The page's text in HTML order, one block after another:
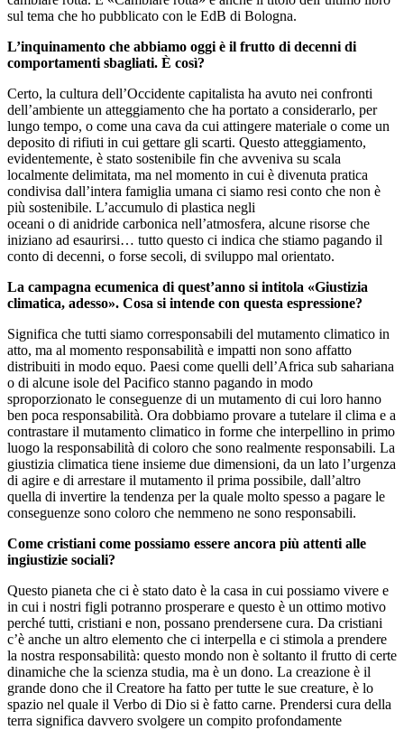
sul tema che ho pubblicato con le EdB di Bologna.
L’inquinamento che abbiamo oggi è il frutto di decenni di
comportamenti sbagliati. È così?
Certo, la cultura dell’Occidente capitalista ha avuto nei confronti
dell’ambiente un atteggiamento che ha portato a considerarlo, per
lungo tempo, o come una cava da cui attingere materiale o come un
deposito di rifiuti in cui gettare gli scarti. Questo atteggiamento,
evidentemente, è stato sostenibile fin che avveniva su scala
localmente delimitata, ma nel momento in cui è divenuta pratica
condivisa dall’intera famiglia umana ci siamo resi conto che non è
più sostenibile. L’accumulo di plastica negli
oceani o di anidride carbonica nell’atmosfera, alcune risorse che
iniziano ad esaurirsi… tutto questo ci indica che stiamo pagando il
conto di decenni, o forse secoli, di sviluppo mal orientato.
La campagna ecumenica di quest’anno si intitola «Giustizia
climatica, adesso». Cosa si intende con questa espressione?
Significa che tutti siamo corresponsabili del mutamento climatico in
atto, ma al momento responsabilità e impatti non sono affatto
distribuiti in modo equo. Paesi come quelli dell’Africa sub sahariana
o di alcune isole del Pacifico stanno pagando in modo
sproporzionato le conseguenze di un mutamento di cui loro hanno
ben poca responsabilità. Ora dobbiamo provare a tutelare il clima e a
contrastare il mutamento climatico in forme che interpellino in primo
luogo la responsabilità di coloro che sono realmente responsabili. La
giustizia climatica tiene insieme due dimensioni, da un lato l’urgenza
di agire e di arrestare il mutamento il prima possibile, dall’altro
quella di invertire la tendenza per la quale molto spesso a pagare le
conseguenze sono coloro che nemmeno ne sono responsabili.
Come cristiani come possiamo essere ancora più attenti alle
ingiustizie sociali?
Questo pianeta che ci è stato dato è la casa in cui possiamo vivere e
in cui i nostri figli potranno prosperare e questo è un ottimo motivo
perché tutti, cristiani e non, possano prendersene cura. Da cristiani
c’è anche un altro elemento che ci interpella e ci stimola a prendere
la nostra responsabilità: questo mondo non è soltanto il frutto di certe
dinamiche che la scienza studia, ma è un dono. La creazione è il
grande dono che il Creatore ha fatto per tutte le sue creature, è lo
spazio nel quale il Verbo di Dio si è fatto carne. Prendersi cura della
terra significa davvero svolgere un compito profondamente